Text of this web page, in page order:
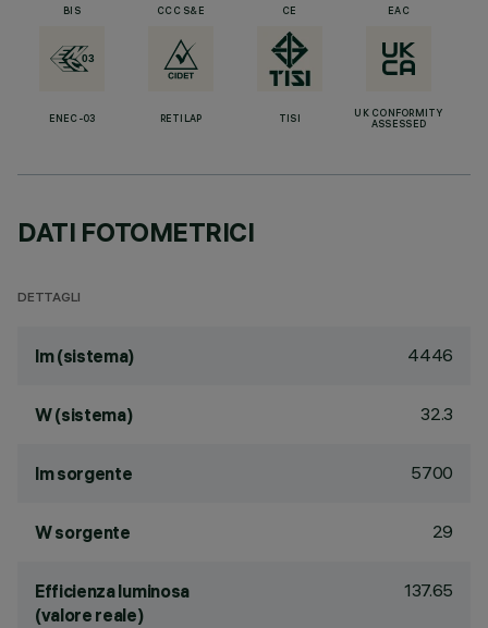
BIS CCC S&E CE EAC
ENEC-03 RETILAP TISI
UK CONFORMITY
ASSESSED
DATI FOTOMETRICI
DETTAGLI
lm (sistema) 4446
W (sistema) 32.3
lm sorgente 5700
W sorgente 29
Efficienza luminosa
(valore reale)
137.65